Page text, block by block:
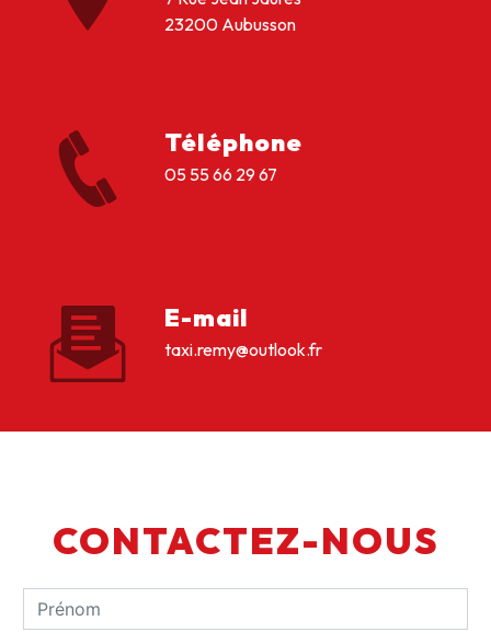
23200 Aubusson
Téléphone
05 55 66 29 67
E-mail
taxi.remy@outlook.fr
CONTACTEZ-NOUS